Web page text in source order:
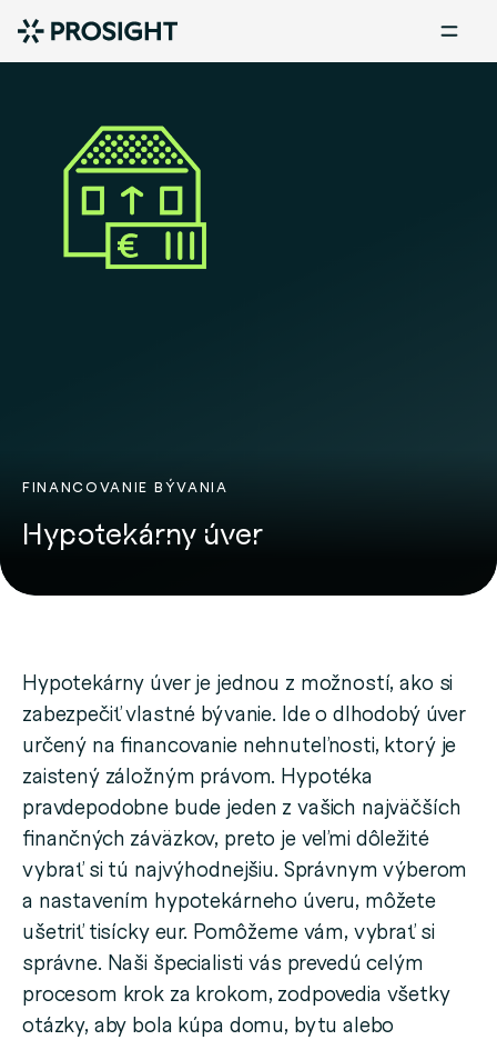
FINANCOVANIE BÝVANIA
Hypotekárny úver
Hypotekárny úver je jednou z možností, ako si
zabezpečiť vlastné bývanie. Ide o dlhodobý úver
určený na financovanie nehnuteľnosti, ktorý je
zaistený záložným právom. Hypotéka
pravdepodobne bude jeden z vašich najväčších
finančných záväzkov, preto je veľmi dôležité
vybrať si tú najvýhodnejšiu. Správnym výberom
a nastavením hypotekárneho úveru, môžete
ušetriť tisícky eur. Pomôžeme vám, vybrať si
správne. Naši špecialisti vás prevedú celým
procesom krok za krokom, zodpovedia všetky
otázky, aby bola kúpa domu, bytu alebo